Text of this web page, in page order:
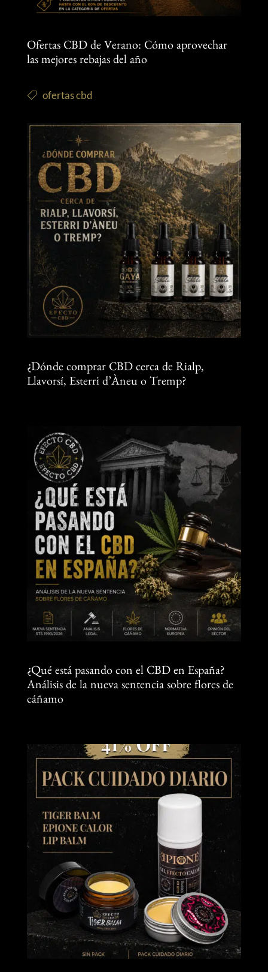
Ofertas CBD de Verano: Cómo aprovechar
las mejores rebajas del año
ofertas cbd
¿Dónde comprar CBD cerca de Rialp,
Llavorsí, Esterri d’Àneu o Tremp?
¿Qué está pasando con el CBD en España?
Análisis de la nueva sentencia sobre flores de
cáñamo